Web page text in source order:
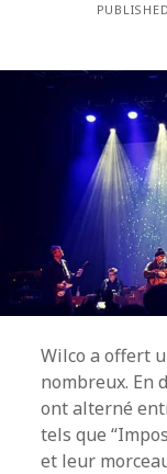
Wilco a offert
nombreux. En
ont alterné
tels que
et leur